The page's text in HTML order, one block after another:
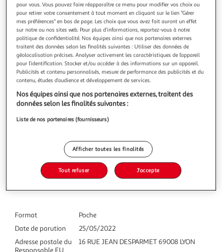
LES VIES ANTERIEURES ET LE KARMA. ACCEDER A
SES MYSTERES, REALISER SA MISSION DE VIE, Muller
Sandrine
Qui n'a jamais expérimenté une impression de déjà-vu ?
Qui n'a pas vécu de rencontres magiques nées du hasard ?
Sandrine Muller explore dans cet ouvrage la trame
invisible qui explique tout ce qui nous arrive dans la vie :
pourquoi le meilleur comme le pire surviennent-ils ? A
l'aune de son propre v
En savoir +
Vous voulez connaître le prix de ce produit ?
Afficher le prix
Caractéristiques
Format
Poche
Date de parution
25/05/2022
Adresse postale du
Responsable EU
16 RUE JEAN DESPARMET 69008 LYON
pour vous. Vous pouvez faire réapparaître ce menu pour modifier vos choix ou
pour retirer votre consentement à tout moment en cliquant sur le lien "Gérer
mes préférences" en bas de page. Les choix que vous avez fait auront un effet
sur notre ou nos sites web. Pour plus d’informations, reportez-vous à notre
politique de confidentialité. Nos équipes ainsi que nos partenaires externes
traitent des données selon les finalités suivantes : Utiliser des données de
géolocalisation précises. Analyser activement les caractéristiques de l’appareil
pour l’identification. Stocker et/ou accéder à des informations sur un appareil.
Publicités et contenu personnalisés, mesure de performance des publicités et du
contenu, études d’audience et développement de services.
Nos équipes ainsi que nos partenaires externes, traitent des
données selon les finalités suivantes :
Liste de nos partenaires (fournisseurs)
Afficher toutes les finalités
Tout refuser J'accepte